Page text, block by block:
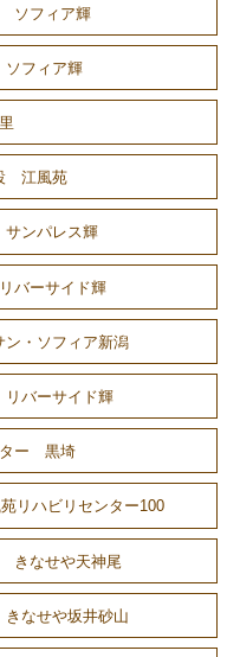
ソフィア輝
フィア輝
江風苑
ンパレス輝
バーサイド輝
・ソフィア新潟
バーサイド輝
ター 黒埼
リハビリセンター100
きなせや天神尾
なせや坂井砂山